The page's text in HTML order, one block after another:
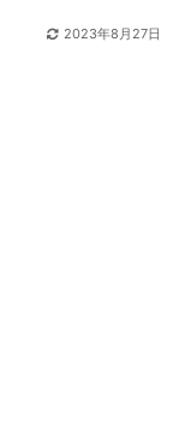
2023年8月27日